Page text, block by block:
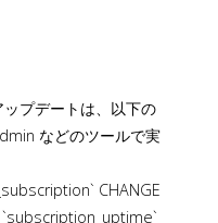
プデートは、以下の
などのツールで実
CHANGE